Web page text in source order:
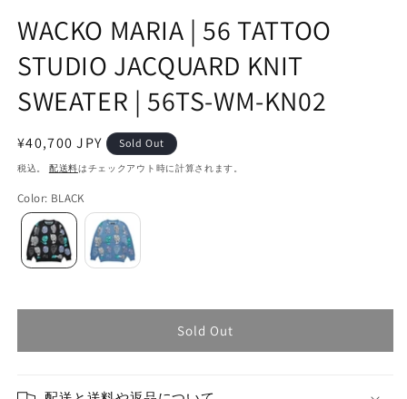
WACKO MARIA | 56 TATTOO
STUDIO JACQUARD KNIT
SWEATER | 56TS-WM-KN02
通
常
格
¥40,700 JPY Sold Out
税込。 配送料はチェックアウト時に計算されます。
Color: BLACK
Sold Out